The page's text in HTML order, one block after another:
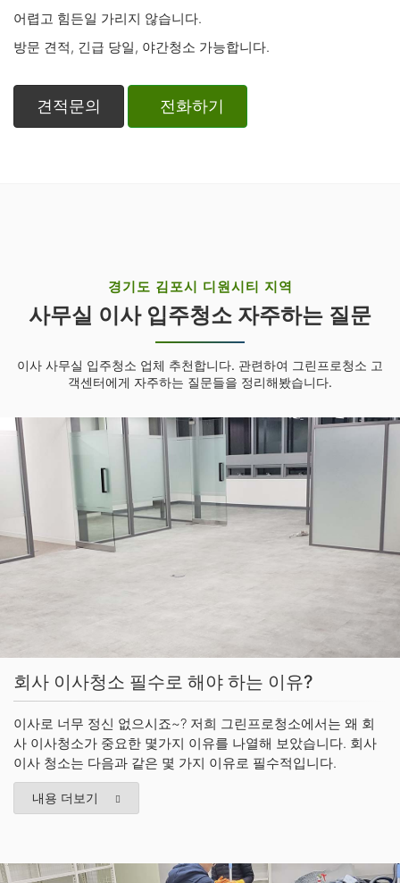
어렵고 힘든일 가리지 않습니다.
방문 견적, 긴급 당일, 야간청소 가능합니다.
견적문의 전화하기
경기도 김포시 디원시티 지역
사무실 이사 입주청소 자주하는 질문
이사 사무실 입주청소 업체 추천합니다. 관련하여 그린프로청소 고
객센터에게 자주하는 질문들을 정리해봤습니다.
회사 이사청소 필수로 해야 하는 이유?
이사로 너무 정신 없으시죠~? 저희 그린프로청소에서는 왜 회
사 이사청소가 중요한 몇가지 이유를 나열해 보았습니다. 회사
이사 청소는 다음과 같은 몇 가지 이유로 필수적입니다.
내용 더보기